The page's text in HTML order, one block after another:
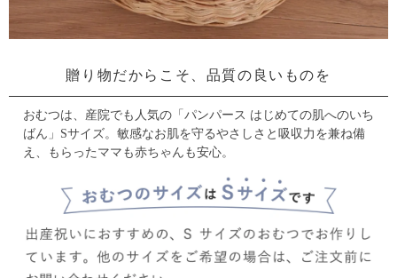
贈り物だからこそ、品質の良いものを
おむつは、産院でも人気の「パンパース はじめての肌へのいち
ばん」Sサイズ。 敏感なお肌を守るやさしさと吸収力を兼ね備
え、もらったママも赤ちゃんも安心。